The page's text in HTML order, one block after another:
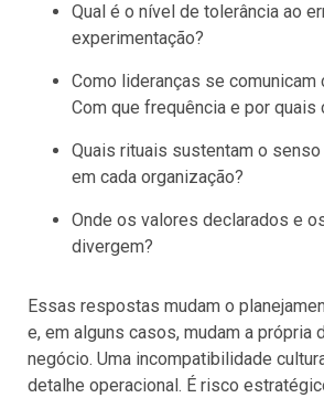
Qual é o nível de tolerância ao
experimentação?
Como lideranças se comunicam
Com que frequência e por quais
Quais rituais sustentam o
em cada organização?
Onde os valores declarados e
divergem?
Essas respostas mudam o
e, em alguns casos, mudam a própria
negócio. Uma incompatibilidade
detalhe operacional. É risco